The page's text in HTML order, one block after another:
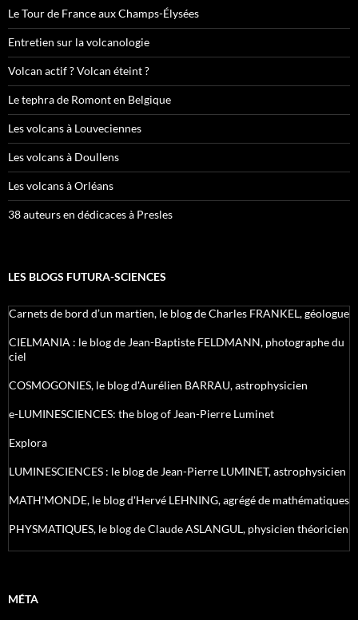
Le Tour de France aux Champs-Élysées
Entretien sur la volcanologie
Volcan actif ? Volcan éteint ?
Le tephra de Romont en Belgique
Les volcans à Louveciennes
Les volcans à Doullens
Les volcans à Orléans
38 auteurs en dédicaces à Presles
LES BLOGS FUTURA-SCIENCES
Carnets de bord d’un martien, le blog de Charles FRANKEL, géologue
CIELMANIA : le blog de Jean-Baptiste FELDMANN, photographe du
ciel
COSMOGONIES, le blog d'Aurélien BARRAU, astrophysicien
e-LUMINESCIENCES: the blog of Jean-Pierre Luminet
Explora
LUMINESCIENCES : le blog de Jean-Pierre LUMINET, astrophysicien
MATH'MONDE, le blog d'Hervé LEHNING, agrégé de mathématiques
PHYSMATIQUES, le blog de Claude ASLANGUL, physicien théoricien
MÉTA